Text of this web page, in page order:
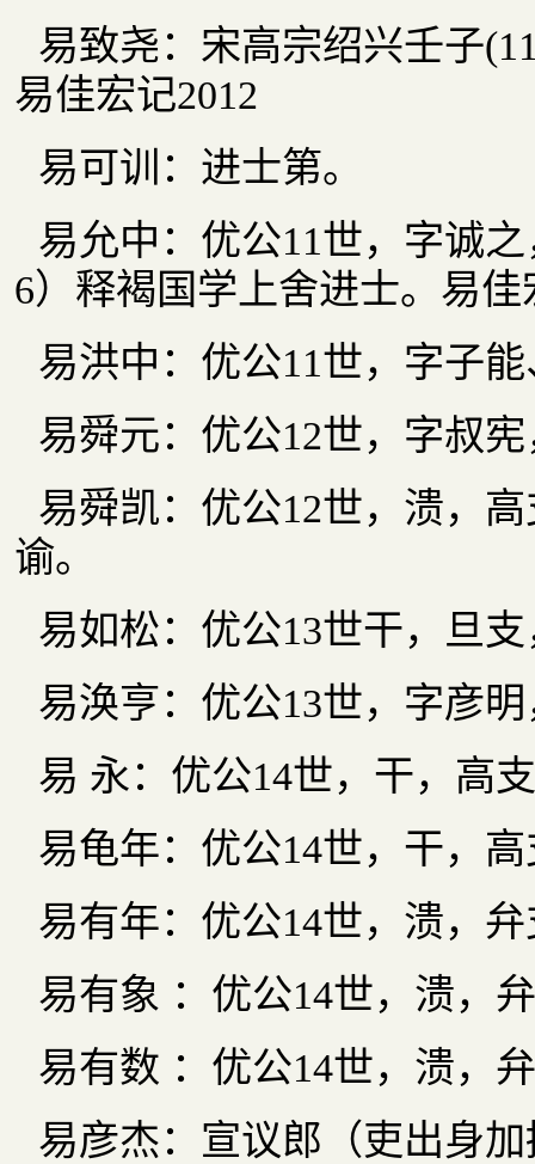
易致尧：宋高宗绍兴壬子
易佳宏记2012
易可训：进士第。
易允中：优公11世，字诚
6）释褐国学上舍进士。易佳
易洪中：优公11世，字子
易舜元：优公12世，字叔
易舜凯：优公12世，溃，
谕。
易如松：优公13世干，旦
易涣亨：优公13世，字彦
易 永：优公14世，干，高
易龟年：优公14世，干，
易有年：优公14世，溃，
易有象 ：优公14世，溃，
易有数 ：优公14世，溃，
易彦杰：宣议郎（吏出身